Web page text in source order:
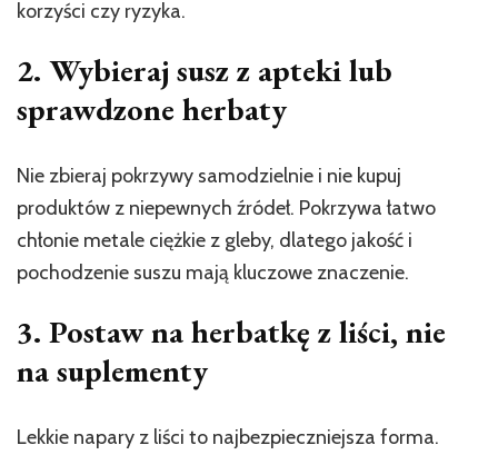
korzyści czy ryzyka.
2. Wybieraj susz z apteki lub
sprawdzone herbaty
Nie zbieraj pokrzywy samodzielnie i nie kupuj
produktów z niepewnych źródeł. Pokrzywa łatwo
chłonie metale ciężkie z gleby, dlatego jakość i
pochodzenie suszu mają kluczowe znaczenie.
3. Postaw na herbatkę z liści, nie
na suplementy
Lekkie napary z liści to najbezpieczniejsza forma.